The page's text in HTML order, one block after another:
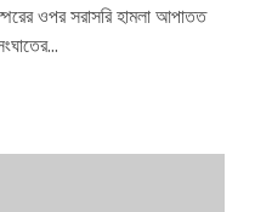
ওপর সরাসরি হামলা আপাতত